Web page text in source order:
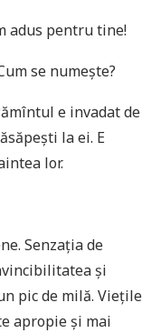
adus pentru tine!
se numește?
e invadat de
la ei. E
lor.
Senzația de
și
pic de milă. Viețile
apropie și mai